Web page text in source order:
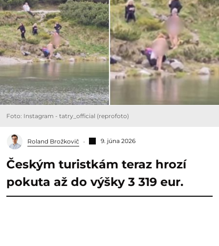
Foto: Instagram - tatry_official (reprofoto)
Roland Brožkovič 9. júna 2026
Českým turistkám teraz hrozí
pokuta až do výšky 3 319 eur.